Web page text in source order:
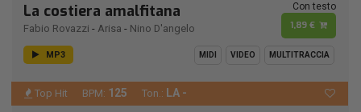
La costiera amalfitana
Fabio Rovazzi - Arisa - Nino D'angelo
Con testo
1,89 €
MP3 MIDI VIDEO MULTITRACCIA
Top Hit BPM: 125 Ton.: LA -